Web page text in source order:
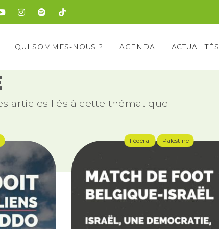
QUI SOMMES-NOUS ? AGENDA ACTUALITÉS
articles liés à cette thématique
Fédéral Palestine